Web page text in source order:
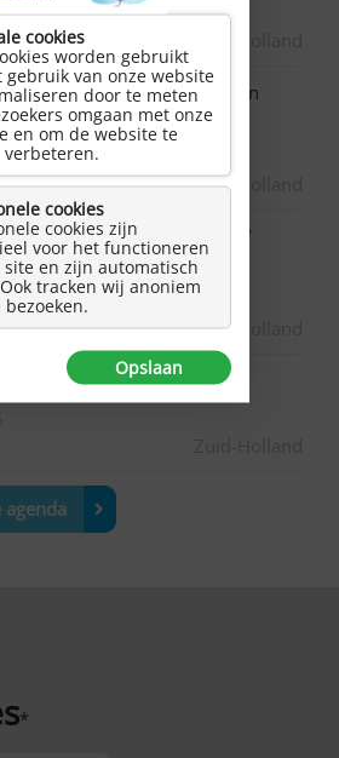
voor mensen met NAH en
Zuid-Holland
– Schilderen met NAH /
Zuid-Holland
– Klaverjassen
*
cookies
worden gebruikt
gebruik van onze website
door te meten
omgaan met onze
en om de website te
cookies
cookies zijn
voor het functioneren
site en zijn automatisch
tracken wij anoniem
bezoeken.
Opslaan